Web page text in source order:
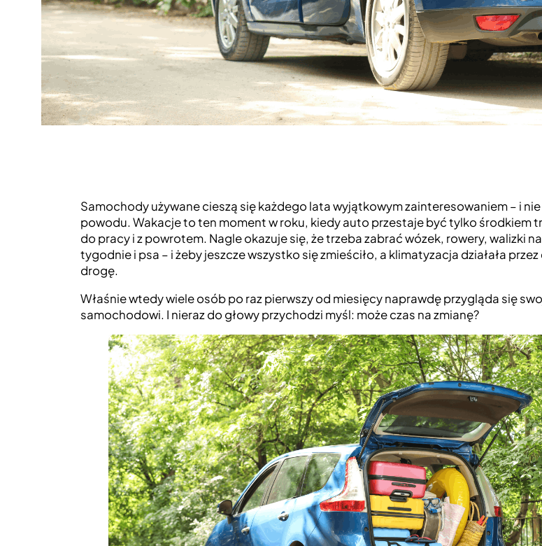
Samochody używane cieszą się każdego lata wyjątkowym zainteresowaniem – i
powodu. Wakacje to ten moment w roku, kiedy auto przestaje być tylko środkiem
do pracy i z powrotem. Nagle okazuje się, że trzeba zabrać wózek, rowery, walizki
tygodnie i psa – i żeby jeszcze wszystko się zmieściło, a klimatyzacja działała przez
drogę.
Właśnie wtedy wiele osób po raz pierwszy od miesięcy naprawdę przygląda się
samochodowi. I nieraz do głowy przychodzi myśl: może czas na zmianę?